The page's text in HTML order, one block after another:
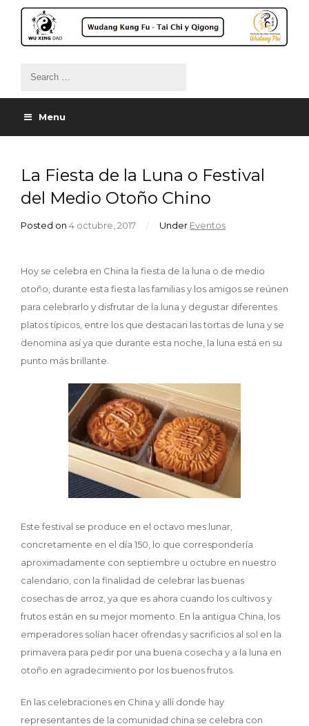
Menu
La Fiesta de la Luna o Festival
del Medio Otoño Chino
Posted on 4 octubre, 2017 / Under Eventos
Hoy se celebra en China la fiesta de la luna o de medio
otoño, durante esta fiesta las familias y los amigos se reúnen
para celebrarlo y disfrutar de la luna y degustar diferentes
platos típicos, entre los que destacan las tortas de luna y se
denomina así ya que durante esta noche, la luna está en su
punto más brillante.
Este festival se produce en el octavo mes lunar,
concretamente en el día 150, lo que correspondería
aproximadamente con septiembre u octubre en nuestro
calendario, con la finalidad de celebrar las buenas
cosechas de arroz, ya que es ahora cuando los cultivos y
frutos están en su mejor momento. En la antigua China, los
emperadores solían hacer ofrendas y sacrificios al sol en la
primavera para pedir por una buena cosecha y a la luna en
otoño en agradecimiento por los buenos frutos.
En las celebraciones en China y allí donde hay
representantes de la comunidad china se celebra con